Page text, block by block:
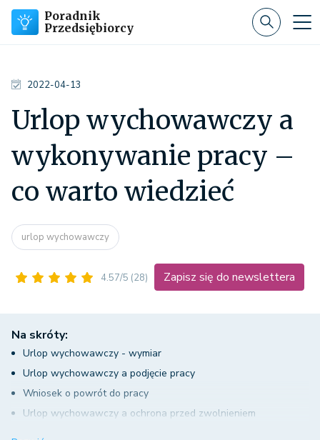
Poradnik
Przedsiębiorcy
2022-04-13
Urlop wychowawczy a
wykonywanie pracy –
co warto wiedzieć
urlop wychowawczy
4.57/5 (28) Zapisz się do newslettera
Na skróty:
Urlop wychowawczy - wymiar
Urlop wychowawczy a podjęcie pracy
Wniosek o powrót do pracy
Urlop wychowawczy a ochrona przed zwolnieniem